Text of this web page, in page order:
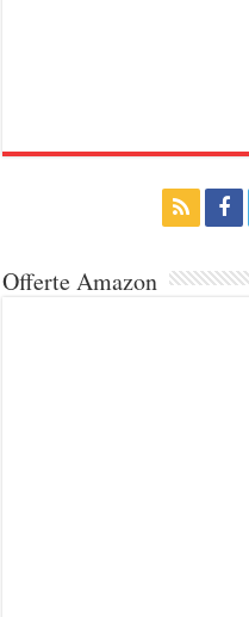
Offerte Amazon